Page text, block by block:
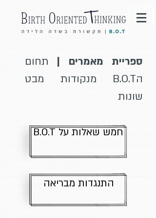
ספריית מאמרים | תחום
הB.O.T מנקודות מבט
שונות
B.O.T חמש שאלות על
התנגדות מבריאה